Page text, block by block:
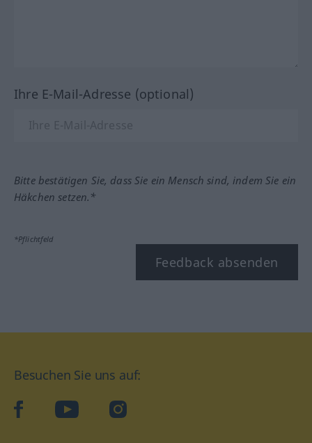
Ihre E-Mail-Adresse (optional)
Bitte bestätigen Sie, dass Sie ein Mensch sind, indem Sie ein
Häkchen setzen.*
*Pflichtfeld
Feedback absenden
Besuchen Sie uns auf:
facebookYouTube Instagram